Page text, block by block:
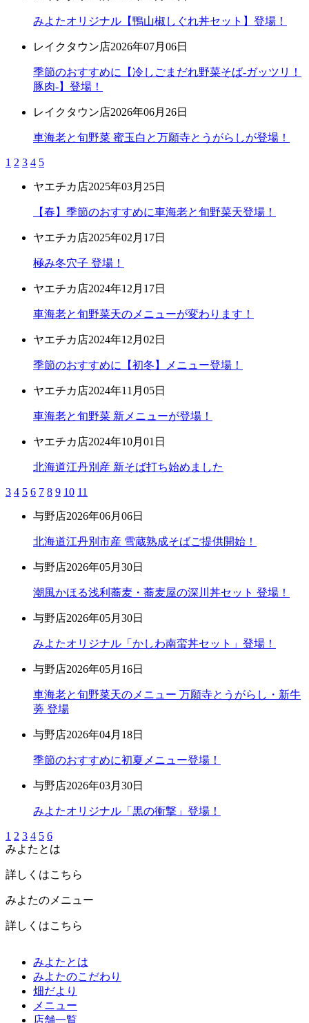
みよたオリジナル【鴨山椒しぐれ丼セット】登場！
レイクタウン店2026年07月06日
季節のおすすめに【冷しごまだれ野菜そば-ガッツリ！
豚肉-】登場！
レイクタウン店2026年06月26日
車海老と旬野菜 蜜玉白と万願寺とうがらしが登場！
1 2 3 4 5
ヤエチカ店2025年03月25日
【春】季節のおすすめに車海老と旬野菜天登場！
ヤエチカ店2025年02月17日
極み冬穴子 登場！
ヤエチカ店2024年12月17日
車海老と旬野菜天のメニューが変わります！
ヤエチカ店2024年12月02日
季節のおすすめに【初冬】メニュー登場！
ヤエチカ店2024年11月05日
車海老と旬野菜 新メニューが登場！
ヤエチカ店2024年10月01日
北海道江丹別産 新そば打ち始めました
3 4 5 6 7 8 9 10 11
与野店2026年06月06日
北海道江丹別市産 雪蔵熟成そばご提供開始！
与野店2026年05月30日
潮風かほる浅利蕎麦・蕎麦屋の深川丼セット 登場！
与野店2026年05月30日
みよたオリジナル「かしわ南蛮丼セット」登場！
与野店2026年05月16日
車海老と旬野菜天のメニュー 万願寺とうがらし・新牛
蒡 登場
与野店2026年04月18日
季節のおすすめに初夏メニュー登場！
与野店2026年03月30日
みよたオリジナル「黒の衝撃」登場！
1 2 3 4 5 6
みよたとは
詳しくはこちら
みよたのメニュー
詳しくはこちら
みよたとは
みよたのこだわり
畑だより
メニュー
店舗一覧